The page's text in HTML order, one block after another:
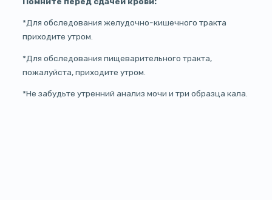
*Для обследования желудочно-кишечного тракта
приходите утром.
*Для обследования пищеварительного тракта,
пожалуйста, приходите утром.
*Не забудьте утренний анализ мочи и три образца кала.